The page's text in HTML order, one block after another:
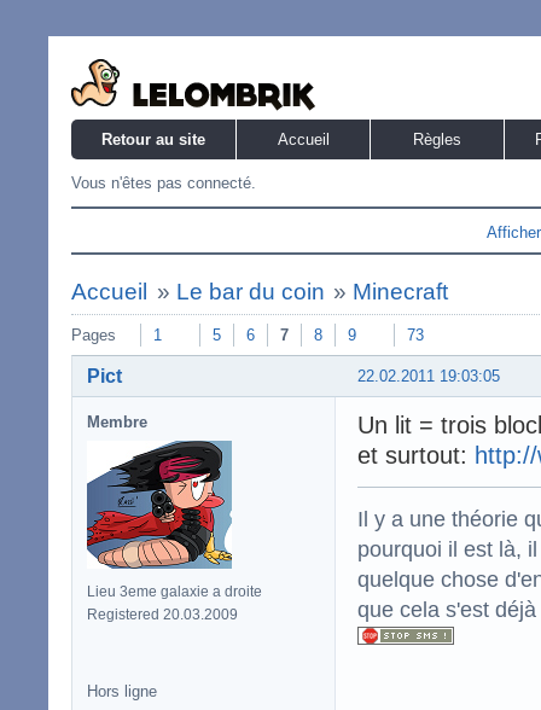
Retour au site Accueil Règles
Vous n'êtes pas connecté.
Accueil » Le bar du coin » Minecraft
Pages 1 5 6 7 8 9 73
22.02.2011 19:03:05
Pict
Membre
Lieu 3eme galaxie a droite
Registered 20.03.2009
Un lit = trois
et surtout:
Il y a une théorie
pourquoi il est là,
quelque chose
que cela s'est
Hors ligne